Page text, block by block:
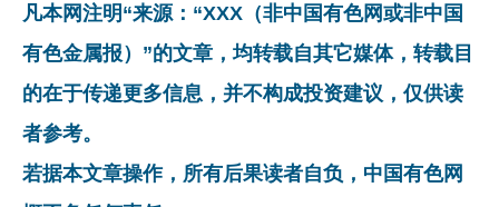
凡本网注明“来源：“XXX（非中国有色网或非中国
有色金属报）”的文章，均转载自其它媒体，转载目
的在于传递更多信息，并不构成投资建议，仅供读
者参考。
若据本文章操作，所有后果读者自负，中国有色网